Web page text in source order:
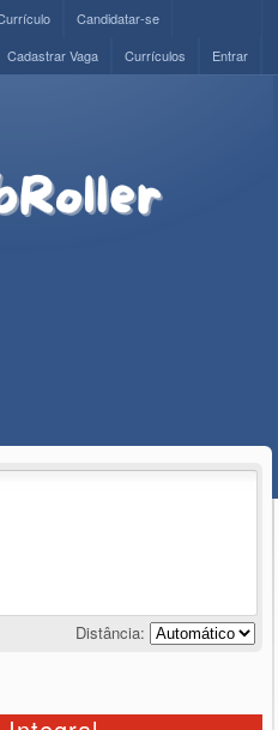
Candidatar-se
Entrar
Currículos
Cadastrar Vaga
Distância: